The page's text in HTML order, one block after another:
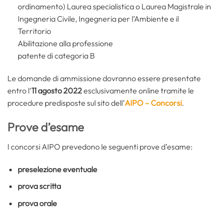
ordinamento) Laurea specialistica o Laurea Magistrale in
Ingegneria Civile, Ingegneria per l’Ambiente e il
Territorio
Abilitazione alla professione
patente di categoria B
Le domande di ammissione dovranno essere presentate
entro l’11 agosto 2022esclusivamente online tramite le
procedure predisposte sul sito dell’AIPO – Concorsi.
Prove d’esame
I concorsi AIPO prevedono le seguenti prove d’esame:
preselezione eventuale
prova scritta
prova orale